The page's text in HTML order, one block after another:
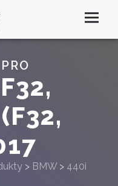
> BMW > 440i